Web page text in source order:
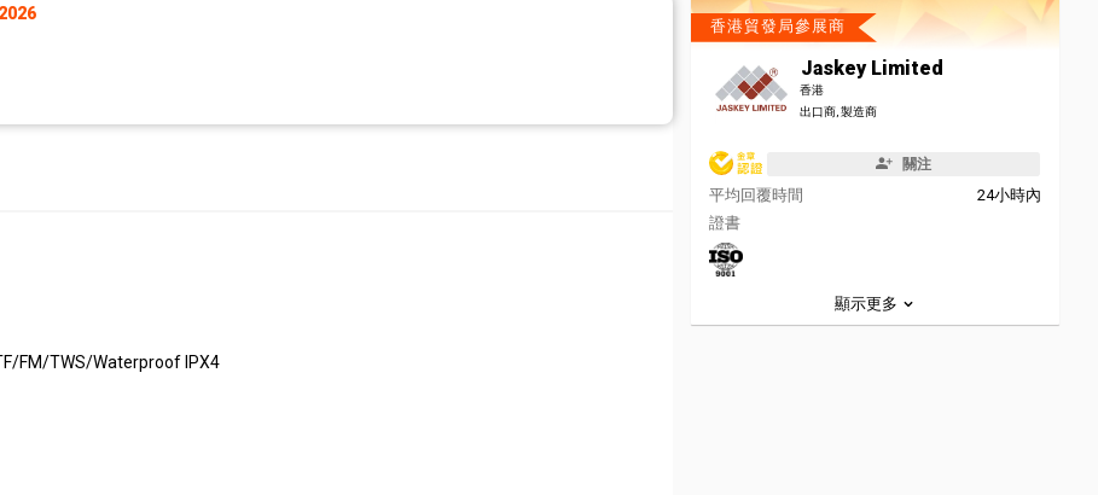
FM/TWS/Waterproof IPX4
香港貿發局參展商
Jaskey Limited
香港
出口商, 製造商
關注
平均回覆時間
24小時內
證書
顯示更多